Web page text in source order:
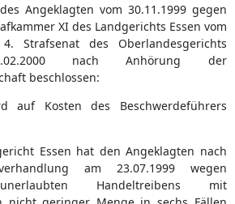
Angeklagten vom 30.11.1999 gegen
XI des Landgerichts Essen vom
Strafsenat des Oberlandesgerichts
nach Anhörung der
beschlossen:
auf Kosten des Beschwerdeführers
Essen hat den Angeklagten nach
am 23.07.1999 wegen
Handeltreibens mit